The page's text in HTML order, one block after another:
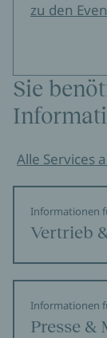
zu den
Sie
Alle Services
Informationen
Vertrieb
Informationen
Presse &